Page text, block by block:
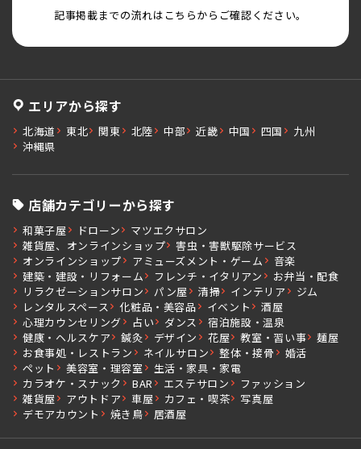
記事掲載までの流れはこちらからご確認ください。
エリアから探す
北海道 東北 関東 北陸 中部 近畿 中国 四国
九州
沖縄県
店舗カテゴリーから探す
和菓子屋 ドローン
マツエクサロン
雑貨屋、オンラインショップ
害虫・害獣駆除サービス
オンラインショップ
アミューズメント・ゲーム
音楽
建築・建設・リフォーム
フレンチ・イタリアン
お弁当・配食
リラクゼーションサロン
パン屋 清掃 インテリア
ジム
レンタルスペース
化粧品・美容品 イベント
酒屋
心理カウンセリング
占い ダンス
宿泊施設・温泉
健康・ヘルスケア
鍼灸 デザイン 花屋 教室・習い事
麺屋
お食事処・レストラン
ネイルサロン 整体・接骨
婚活
ペット
美容室・理容室
生活・家具・家電
カラオケ・スナック
BAR エステサロン
ファッション
雑貨屋
アウトドア 車屋 カフェ・喫茶
写真屋
デモアカウント
焼き鳥 居酒屋